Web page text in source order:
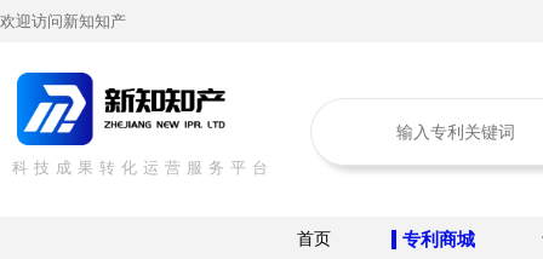
欢迎访问新知知产
科技成果转化运营服务平台
首页 专利商城